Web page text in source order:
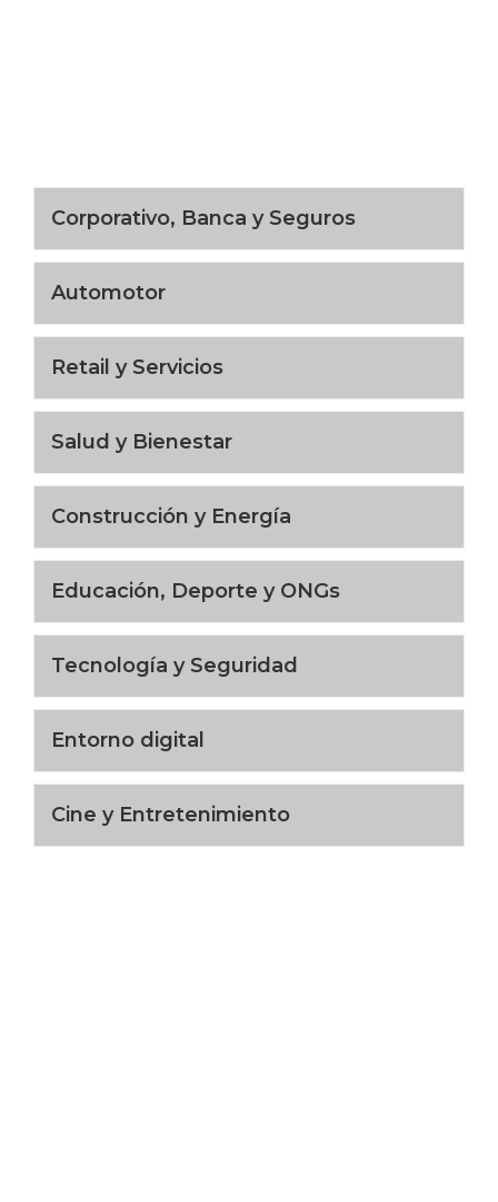
Corporativo, Banca y Seguros
Automotor
Retail y Servicios
Salud y Bienestar
Construcción y Energía
Educación, Deporte y ONGs
Tecnología y Seguridad
Entorno digital
Cine y Entretenimiento